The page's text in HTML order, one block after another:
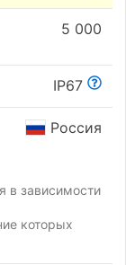
5 000
IP67
Россия
в зависимости
которых